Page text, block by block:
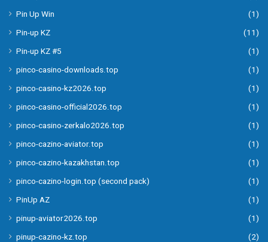
Pin Up Win
(1)
Pin-up KZ
(11)
Pin-up KZ #5
(1)
pinco-casino-downloads.top
(1)
pinco-casino-kz2026.top
(1)
pinco-casino-official2026.top
(1)
pinco-casino-zerkalo2026.top
(1)
pinco-cazino-aviator.top
(1)
pinco-cazino-kazakhstan.top
(1)
pinco-cazino-login.top (second pack)
(1)
PinUp AZ
(1)
pinup-aviator2026.top
(1)
pinup-cazino-kz.top
(2)